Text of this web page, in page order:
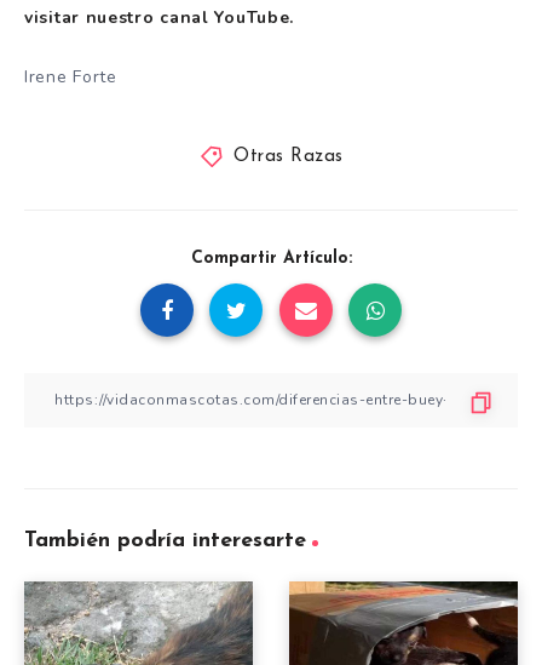
visitar nuestro canalYouTube.
Irene Forte
Otras Razas
Compartir Artículo:
También podría interesarte